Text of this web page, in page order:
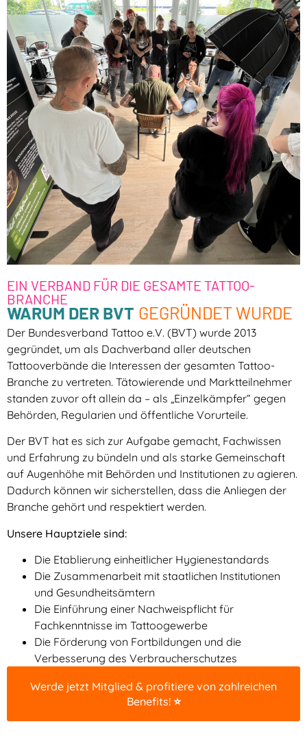
EIN VERBAND FÜR DIE GESAMTE TATTOO-
BRANCHE
WARUM DER BVT GEGRÜNDET WURDE
Der Bundesverband Tattoo e.V. (BVT) wurde 2013
gegründet, um als Dachverband aller deutschen
Tattooverbände die Interessen der gesamten Tattoo-
Branche zu vertreten. Tätowierende und Marktteilnehmer
standen zuvor oft allein da – als „Einzelkämpfer“ gegen
Behörden, Regularien und öffentliche Vorurteile.
Der BVT hat es sich zur Aufgabe gemacht, Fachwissen
und Erfahrung zu bündeln und als starke Gemeinschaft
auf Augenhöhe mit Behörden und Institutionen zu agieren.
Dadurch können wir sicherstellen, dass die Anliegen der
Branche gehört und respektiert werden.
Unsere Hauptziele sind:
Die Etablierung einheitlicher Hygienestandards
Die Zusammenarbeit mit staatlichen Institutionen
und Gesundheitsämtern
Die Einführung einer Nachweispflicht für
Fachkenntnisse im Tattoogewerbe
Die Förderung von Fortbildungen und die
Verbesserung des Verbraucherschutzes
Werde jetzt Mitglied & profitiere von zahlreichen
Benefits! ⭐️